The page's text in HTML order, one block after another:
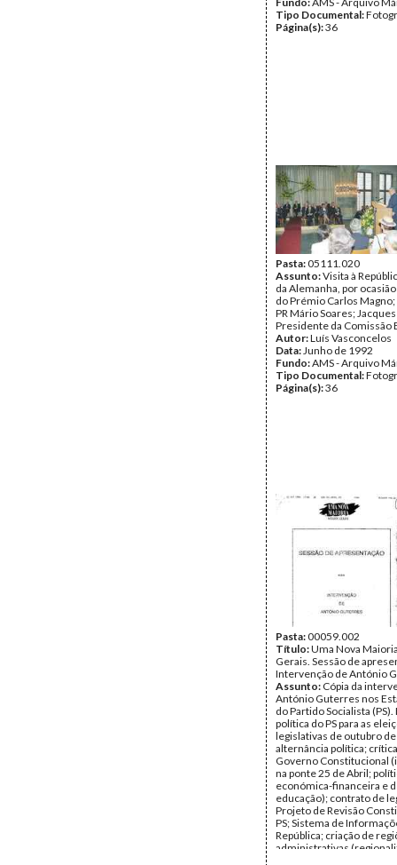
Tipo Documental:
Página(s):36
Pasta:05111.020
Assunto:Visita à
da Alemanha, por
do Prémio Carlos
PR Mário Soares;
Presidente da Comissão
Autor:Luís Vasconcelos
Data:Junho de 1992
Fundo:AMS - Arquivo
Tipo Documental:
Página(s):36
Pasta:00059.002
Título:Uma Nova
Gerais. Sessão de
Intervenção de António
Assunto: Cópia da
António Guterres nos
do Partido Socialista
política do PS para as
legislativas de outubro de
alternância política;
Governo Constitucional
na ponte 25 de Abril;
económica-financeira e
educação); contrato de
Projeto de Revisão
PS; Sistema de
República; criação de
administrativas